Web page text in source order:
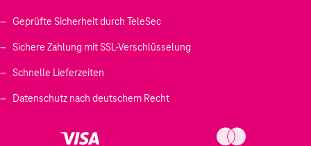
Geprüfte Sicherheit durch TeleSec
Sichere Zahlung mit SSL-Verschlüsselung
Schnelle Lieferzeiten
Datenschutz nach deutschem Recht